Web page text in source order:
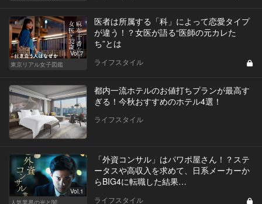
Vol.7
東京リアル女子図鑑
医者は所属する「科」によって恋愛タイプ
が違う！？女医が語る“医師の元カレた
ち”とは
ライフスタイル
都内一流ホテルのお値打ちプランが最高す
ぎる！今秋おすすめのホテル4選！
ライフスタイル
Vol.1
人気業界の光と闇
「外資コンサル」はパワポ屋さん！？ステ
ータスや高収入を求めて、日系メーカーか
らBIG4に転職した結果…
ライフスタイル